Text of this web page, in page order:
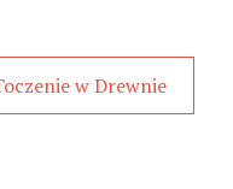
w Drewnie